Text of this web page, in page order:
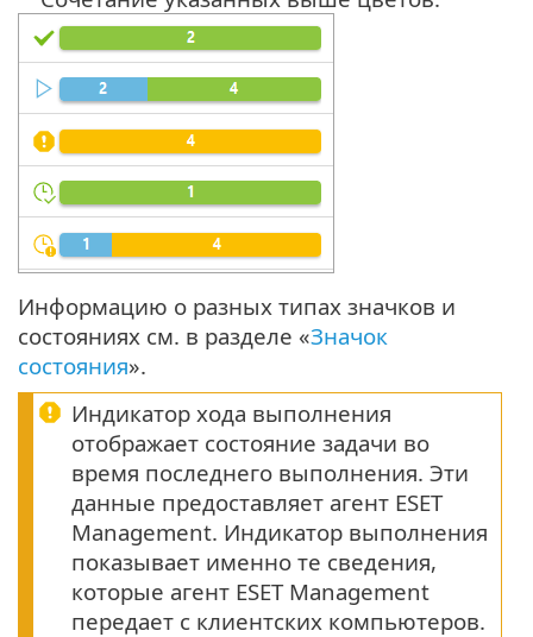
Информацию о разных типах значков и
состояниях см. в разделе «Значок
состояния».
Индикатор хода выполнения
отображает состояние задачи во
время последнего выполнения. Эти
данные предоставляет агент ESET
Management. Индикатор выполнения
показывает именно те сведения,
которые агент ESET Management
передает с клиентских компьютеров.